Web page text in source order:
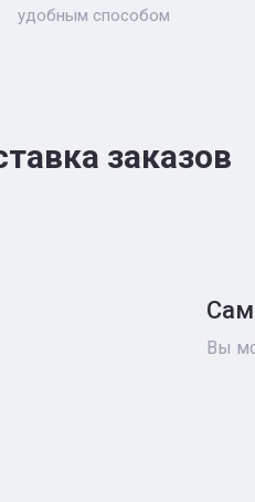
удобным способом
заказов
Вы